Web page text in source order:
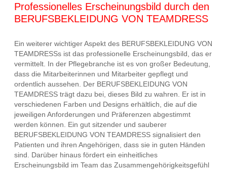
Professionelles Erscheinungsbild durch den
BERUFSBEKLEIDUNG VON TEAMDRESS
Ein weiterer wichtiger Aspekt des BERUFSBEKLEIDUNG VON
TEAMDRESSs ist das professionelle Erscheinungsbild, das er
vermittelt. In der Pflegebranche ist es von großer Bedeutung,
dass die Mitarbeiterinnen und Mitarbeiter gepflegt und
ordentlich aussehen. Der BERUFSBEKLEIDUNG VON
TEAMDRESS trägt dazu bei, dieses Bild zu wahren. Er ist in
verschiedenen Farben und Designs erhältlich, die auf die
jeweiligen Anforderungen und Präferenzen abgestimmt
werden können. Ein gut sitzender und sauberer
BERUFSBEKLEIDUNG VON TEAMDRESS signalisiert den
Patienten und ihren Angehörigen, dass sie in guten Händen
sind. Darüber hinaus fördert ein einheitliches
Erscheinungsbild im Team das Zusammengehörigkeitsgefühl